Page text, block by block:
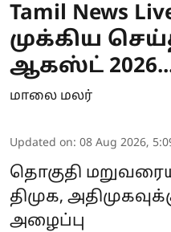
Tamil News
முக்கிய
ஆகஸ்ட்
மாலை மலர்
Updated on: 08 Aug 2026,
தொகுதி
திமுக,
அழைப்பு